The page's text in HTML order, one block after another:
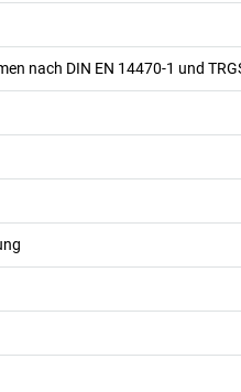
nach DIN EN 14470-1 und